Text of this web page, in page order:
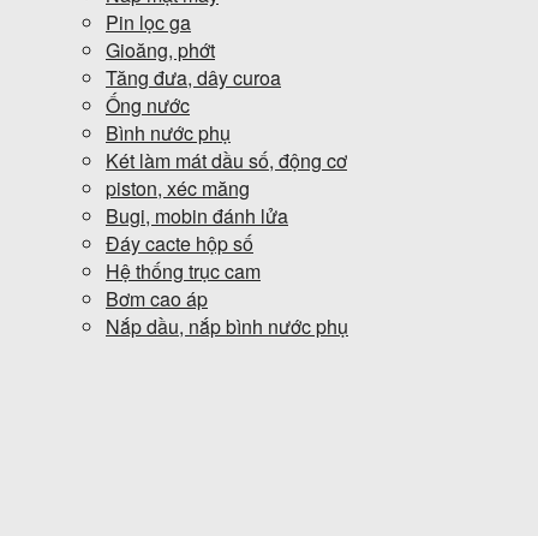
Pin lọc ga
Gioăng, phớt
Tăng đưa, dây curoa
Ống nước
Bình nước phụ
Két làm mát dầu số, động cơ
piston, xéc măng
Bugi, mobin đánh lửa
Đáy cacte hộp số
Hệ thống trục cam
Bơm cao áp
Nắp dầu, nắp bình nước phụ